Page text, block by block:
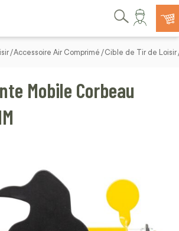
Rechercher
Accessoire Air Comprimé Cible de Tir de Loisir
Mobile Corbeau